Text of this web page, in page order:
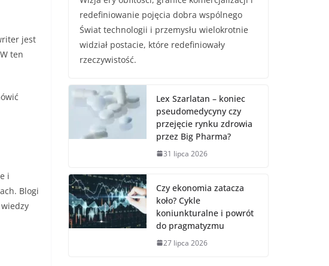
jest
ten
i
Blogi
redefiniowanie pojęcia dobra wspólnego
Świat technologii i przemysłu wielokrotnie
widział postacie, które redefiniowały
rzeczywistość.
Lex Szarlatan – koniec
pseudomedycyny czy
przejęcie rynku zdrowia
przez Big Pharma?
31 lipca 2026
Czy ekonomia zatacza
koło? Cykle
koniunkturalne i powrót
do pragmatyzmu
27 lipca 2026